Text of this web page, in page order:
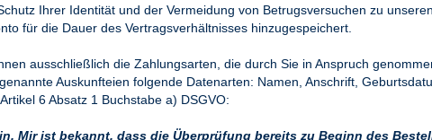
Ihrer Identität und der Vermeidung von Betrugsversuchen zu
für die Dauer des Vertragsverhältnisses hinzugespeichert.
ausschließlich die Zahlungsarten, die durch Sie in Anspruch
Auskunfteien folgende Datenarten: Namen, Anschrift,
6 Absatz 1 Buchstabe a) DSGVO:
Mir ist bekannt, dass die Überprüfung bereits zu Beginn des